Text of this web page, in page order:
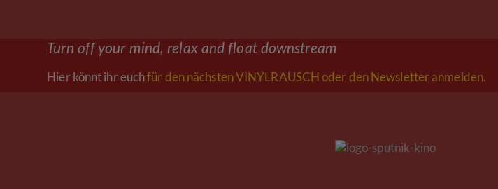
Turn off your mind, relax and float downstream
Hier könnt ihr euchfür den nächsten VINYLRAUSCH oder den Newsletter anmelden.